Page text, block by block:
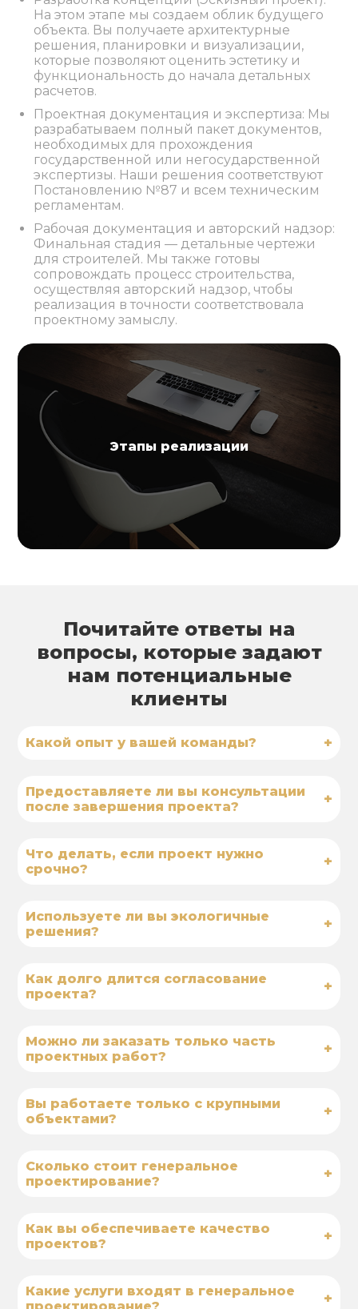
Этапы реализации
На этом этапе мы создаем облик будущего
объекта. Вы получаете архитектурные
решения, планировки и визуализации,
которые позволяют оценить эстетику и
функциональность до начала детальных
расчетов.
Проектная документация и экспертиза: Мы
разрабатываем полный пакет документов,
необходимых для прохождения
государственной или негосударственной
экспертизы. Наши решения соответствуют
Постановлению №87 и всем техническим
регламентам.
Рабочая документация и авторский надзор:
Финальная стадия — детальные чертежи
для строителей. Мы также готовы
сопровождать процесс строительства,
осуществляя авторский надзор, чтобы
реализация в точности соответствовала
проектному замыслу.
Почитайте ответы на
вопросы, которые задают
нам потенциальные
клиенты
Какой опыт у вашей команды? +
Предоставляете ли вы консультации
после завершения проекта?
+
Что делать, если проект нужно
срочно?
+
Используете ли вы экологичные
решения?
+
Как долго длится согласование
проекта?
+
Можно ли заказать только часть
проектных работ?
+
Вы работаете только с крупными
объектами?
+
Сколько стоит генеральное
проектирование?
+
Как вы обеспечиваете качество
проектов?
+
Какие услуги входят в генеральное
проектирование?
+